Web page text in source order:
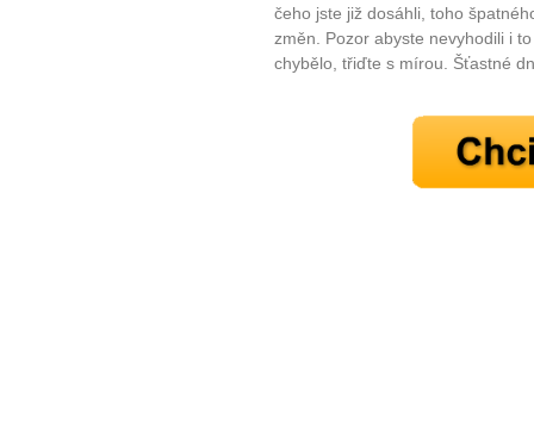
čeho jste již dosáhli, toho
změn. Pozor abyste nevyhodili i
chybělo, třiďte s mírou. Šťastné